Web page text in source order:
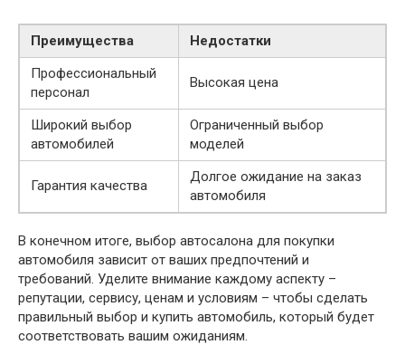
Преимущества
Недостатки
Профессиональный
персонал
Высокая цена
Широкий выбор
автомобилей
Ограниченный выбор
моделей
Гарантия качества
Долгое ожидание на заказ
автомобиля
В конечном итоге, выбор автосалона для покупки
автомобиля зависит от ваших предпочтений и
требований. Уделите внимание каждому аспекту –
репутации, сервису, ценам и условиям – чтобы сделать
правильный выбор и купить автомобиль, который будет
соответствовать вашим ожиданиям.